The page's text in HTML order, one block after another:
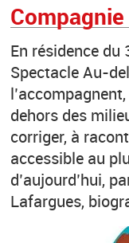
En résidence du
Spectacle Au-
dehors des
corriger, à
accessible au
d’aujourd’hui,
Lafargues,